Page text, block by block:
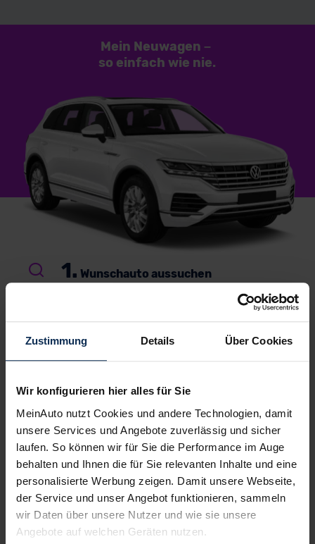
Zustimmung Details Über Cookies
Wir konfigurieren hier alles für Sie
MeinAuto nutzt Cookies und andere Technologien, damit
unsere Services und Angebote zuverlässig und sicher
laufen. So können wir für Sie die Performance im Auge
behalten und Ihnen die für Sie relevanten Inhalte und eine
personalisierte Werbung zeigen. Damit unsere Webseite,
der Service und unser Angebot funktionieren, sammeln
wir Daten über unsere Nutzer und wie sie unsere
Angebote auf welchen Geräten nutzen.
Mein Neuwagen –
so einfach wie nie.
1. Wunschauto aussuchen
Du wählst dein Lieblingsmodell – wir suchen es für
Einfach, kostenlos und unverbindlich. Und
garantiert zu Top-Preisen.
2.
Du erhältst einindividuelles Angebot
Ansprechpartner. Alles klar? Bestelle deinen
Neuwagen, ganz einfach online.
3.
Wir lieferndeinen Neuwagen – auf Wunsch sogar
vor die Haustür
. Und auch während der Laufzeit
Beispiel freie Werkstattwahlund persönlichen